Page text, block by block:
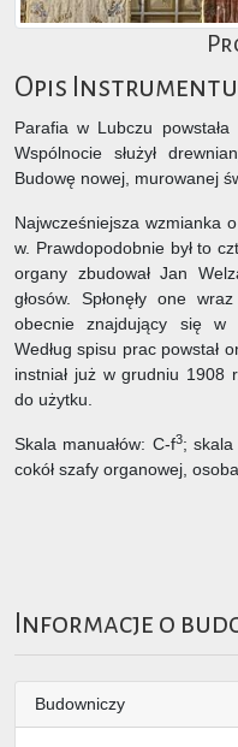
Opis Instrumentu
Parafia w Lubczu
Wspólnocie służył
Budowę nowej, murowanej
Najwcześniejsza wzmianka
w. Prawdopodobnie był to
organy zbudował Jan
głosów. Spłonęły one
obecnie znajdujący się w
Według spisu prac powstał
instniał już w grudniu 1908
do użytku.
Skala manuałów: C-f3; skala
cokół szafy organowej,
Informacje o
Budowniczy